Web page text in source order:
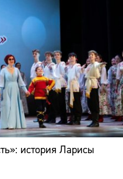
история Ларисы